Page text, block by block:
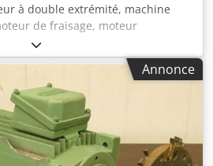
à double extrémité, machine
de fraisage, moteur
moteur de fraisage -
tr/min à 200 Hz - Tension : 133
- Arbre d’entraînement : Ø 20
: 3 moteurs disponibles - Prix :
250/60/H155 mm - Poids : 4,2 kg
Annonce